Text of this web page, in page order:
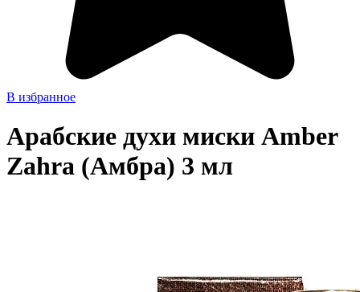
В избранное
Арабские духи миски Amber
Zahra (Амбра) 3 мл